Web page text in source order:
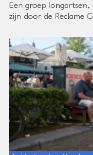
Een groep
zijn door de Reclame